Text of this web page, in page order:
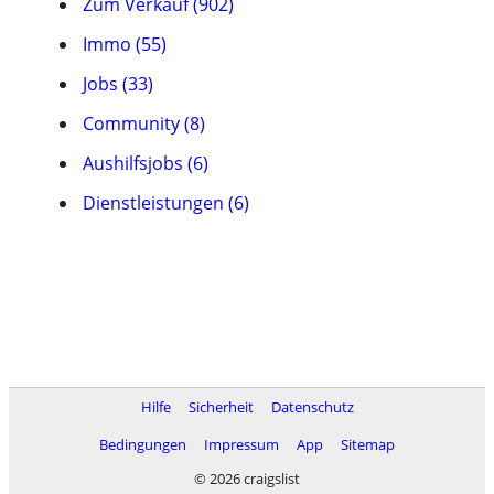
Immo (55)
Jobs (33)
Community (8)
Aushilfsjobs (6)
Dienstleistungen (6)
Hilfe Sicherheit
Datenschutz
Bedingungen
Impressum App
Sitemap
© 2026 craigslist